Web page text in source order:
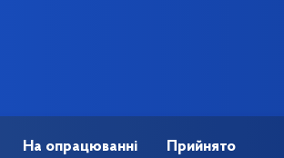
На опрацюванні Прийнято